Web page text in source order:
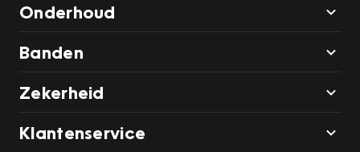
Onderhoud
Banden
Zekerheid
Klantenservice